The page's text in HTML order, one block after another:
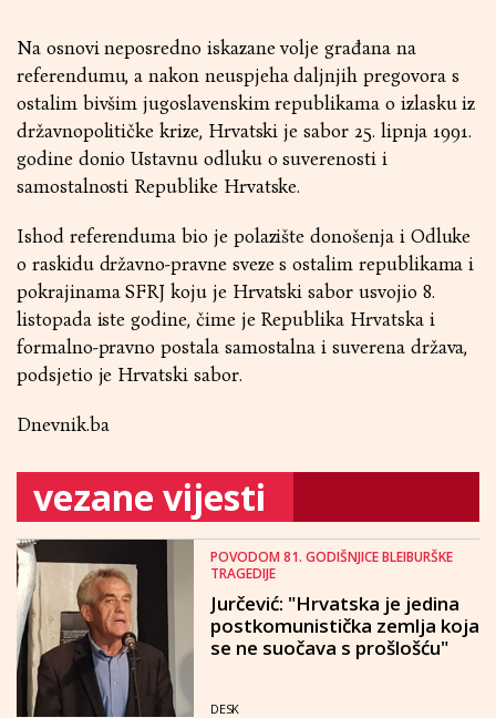
Na osnovi neposredno iskazane volje građana na
referendumu, a nakon neuspjeha daljnjih pregovora s
ostalim bivšim jugoslavenskim republikama o izlasku iz
državnopolitičke krize, Hrvatski je sabor 25. lipnja 1991.
godine donio Ustavnu odluku o suverenosti i
samostalnosti Republike Hrvatske.
Ishod referenduma bio je polazište donošenja i Odluke
o raskidu državno-pravne sveze s ostalim republikama i
pokrajinama SFRJ koju je Hrvatski sabor usvojio 8.
listopada iste godine, čime je Republika Hrvatska i
formalno-pravno postala samostalna i suverena država,
podsjetio je Hrvatski sabor.
Dnevnik.ba
vezane vijesti
POVODOM 81. GODIŠNJICE BLEIBURŠKE
TRAGEDIJE
Jurčević: "Hrvatska je jedina
postkomunistička zemlja koja
se ne suočava s prošlošću"
DESK